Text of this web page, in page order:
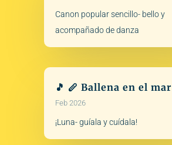
Canon popular sencillo- bello y
acompañado de danza
🎵 🪈 Ballena en el mar
Feb 2026
¡Luna- guíala y cuídala!